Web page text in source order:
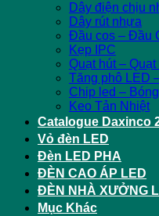
Dây điện chịu
Dây rút nhựa
Đầu cos – Đầu
Kẹp IPC
Quạt hút –
Tăng phô LED
Chip led –
Keo Tản Nhiệt
Catalogue Daxinco
Vỏ đèn LED
Đèn LED PHA
ĐÈN CAO ÁP LED
ĐÈN NHÀ XƯỞNG
Mục Khác